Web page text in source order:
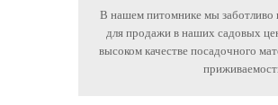
В нашем питомнике мы заботливо
для продажи в наших садовых
высоком качестве посадочного